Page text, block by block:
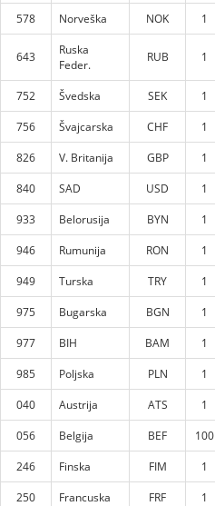
578
Norveška NOK 1
643
Ruska
Feder.
RUB 1
752 Švedska SEK 1
756
Švajcarska CHF 1
826
V. Britanija GBP 1
840
SAD USD 1
933
Belorusija BYN 1
946
Rumunija RON 1
949
Turska TRY 1
975
Bugarska BGN 1
977
BIH BAM 1
985
Poljska PLN 1
040
Austrija ATS 1
056
Belgija BEF 100
246
Finska FIM 1
250
Francuska FRF 1